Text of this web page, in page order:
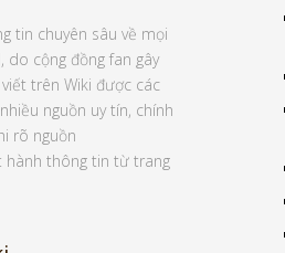
tin chuyên sâu về mọi
do cộng đồng fan gây
trên Wiki được các
nguồn uy tín, chính
rõ nguồn
hành thông tin từ trang